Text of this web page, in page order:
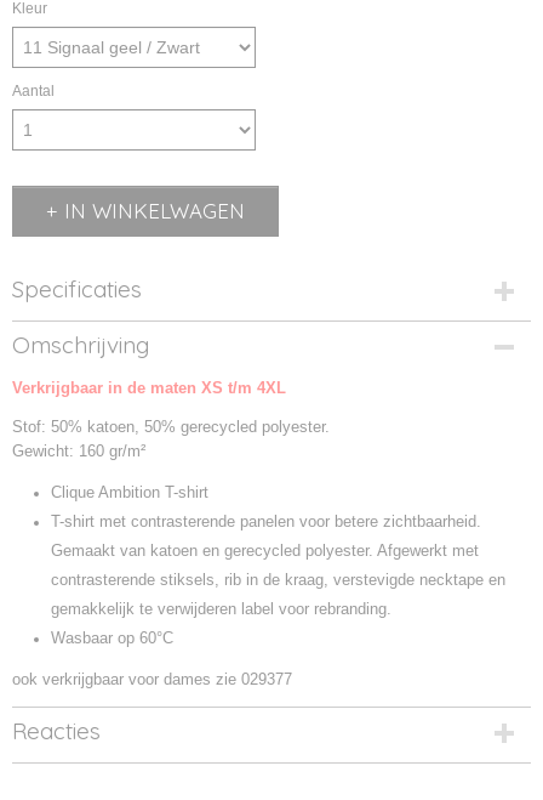
Kleur
Aantal
IN WINKELWAGEN
Specificaties
Productcode
029376-11
Productcode leverancier
Omschrijving
Verkrijgbaar in de maten XS t/m 4XL
Stof: 50% katoen, 50% gerecycled polyester.
Gewicht: 160 gr/m²
Clique Ambition T-shirt
T-shirt met contrasterende panelen voor betere zichtbaarheid.
Gemaakt van katoen en gerecycled polyester. Afgewerkt met
contrasterende stiksels, rib in de kraag, verstevigde necktape en
gemakkelijk te verwijderen label voor rebranding.
Wasbaar op 60°C
ook verkrijgbaar voor dames zie 029377
Reacties